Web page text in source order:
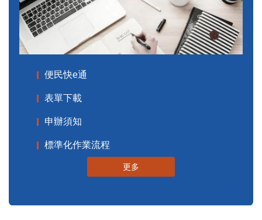
便民快e通
表單下載
申辦須知
標準化作業流程
更多